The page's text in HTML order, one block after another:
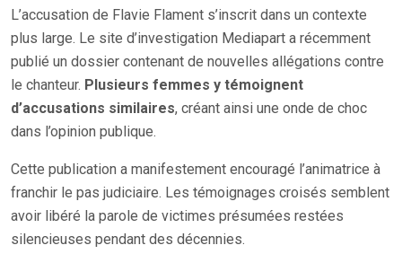
L’accusation de Flavie Flament s’inscrit dans un contexte
plus large. Le site d’investigation Mediapart a récemment
publié un dossier contenant de nouvelles allégations contre
le chanteur. Plusieurs femmes y témoignent
d’accusations similaires, créant ainsi une onde de choc
dans l’opinion publique.
Cette publication a manifestement encouragé l’animatrice à
franchir le pas judiciaire. Les témoignages croisés semblent
avoir libéré la parole de victimes présumées restées
silencieuses pendant des décennies.